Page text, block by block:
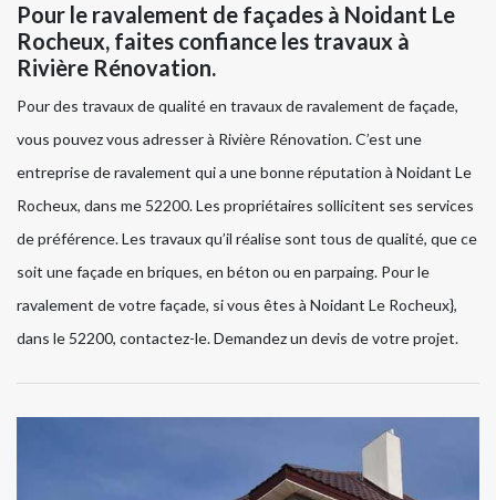
Pour le ravalement de façades à Noidant Le
Rocheux, faites confiance les travaux à
Rivière Rénovation.
Pour des travaux de qualité en travaux de ravalement de façade,
vous pouvez vous adresser à Rivière Rénovation. C’est une
entreprise de ravalement qui a une bonne réputation à Noidant Le
Rocheux, dans me 52200. Les propriétaires sollicitent ses services
de préférence. Les travaux qu’il réalise sont tous de qualité, que ce
soit une façade en briques, en béton ou en parpaing. Pour le
ravalement de votre façade, si vous êtes à Noidant Le Rocheux},
dans le 52200, contactez-le. Demandez un devis de votre projet.